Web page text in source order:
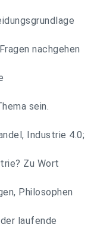
nachgehen
sein.
Industrie 4.0;
Zu Wort
Philosophen
laufende